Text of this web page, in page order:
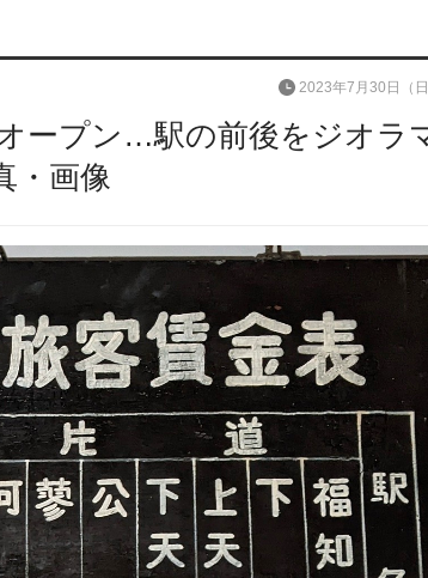
ープン…駅の前後をジオラ
・画像
2023年7月30日（